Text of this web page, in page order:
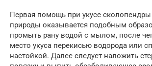
Первая помощь при укусе сколопендры
природы оказывается подобным
промыть рану водой с мылом, после
место укуса перекисью водорода или
настойкой. Далее следует наложить